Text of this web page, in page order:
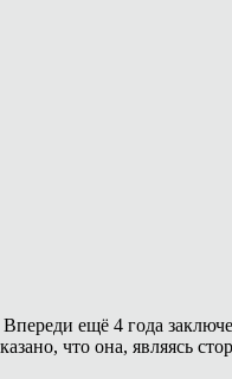
ещё 4 года
что она, являясь